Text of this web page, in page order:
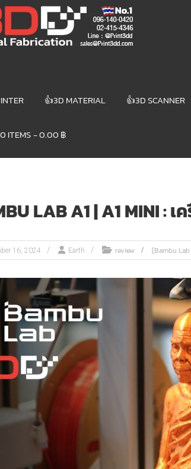
DIGITAL
3D Printer |
👍3D MATERIAL 👍3D SCANNER
0 ITEMS 0.00 ฿
LAB A1 | A1 MINI
16, 2024 Earth review [Bambu